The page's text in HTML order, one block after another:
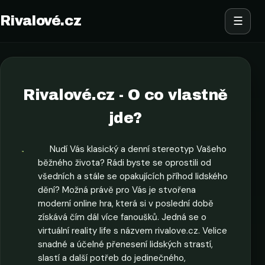
Rivalové.cz ☰
Rivalové.cz - O co vlastně
jde?
Nudí Vás klasický a denní stereotyp Vašeho
běžného života? Rádi byste se oprostili od
všedních a stále se opakujících příhod lidského
dění? Možná právě pro Vás je stvořena
moderní online hra, která si v poslední době
získává čím dál více fanoušků. Jedná se o
virtuální reality life s názvem rivalove.cz. Velice
snadné a účelné přenesení lidských strastí,
slastí a další potřeb do jedinečného,